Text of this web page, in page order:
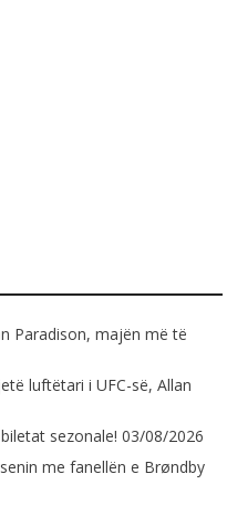
Paradison, majën më të
luftëtari i UFC-së, Allan
sezonale! 03/08/2026
me fanellën e Brøndby